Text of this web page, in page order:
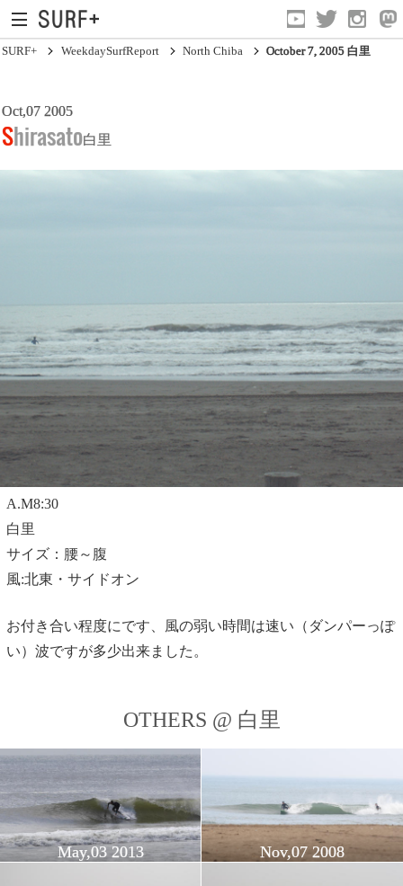
South Ibaraki
SURF+ WeekdaySurfReport North Chiba October 7, 2005 白里
Oct,07 2005
Shirasato白里
A.M8:30
白里
サイズ：腰～腹
風:北東・サイドオン
お付き合い程度にです、風の弱い時間は速い（ダンパーっぽ
い）波ですが多少出来ました。
OTHERS @ 白里
May,03 2013 Nov,07 2008